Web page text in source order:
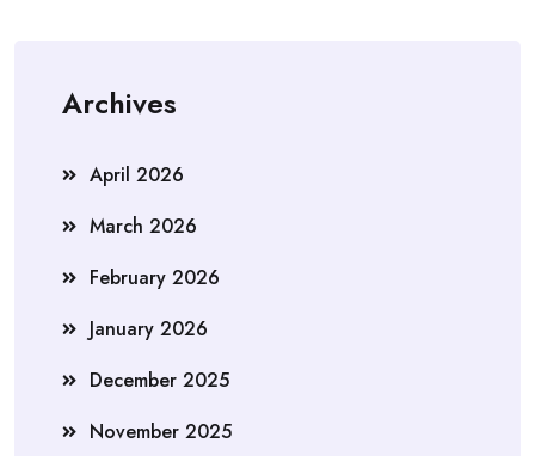
Archives
April 2026
March 2026
February 2026
January 2026
December 2025
November 2025